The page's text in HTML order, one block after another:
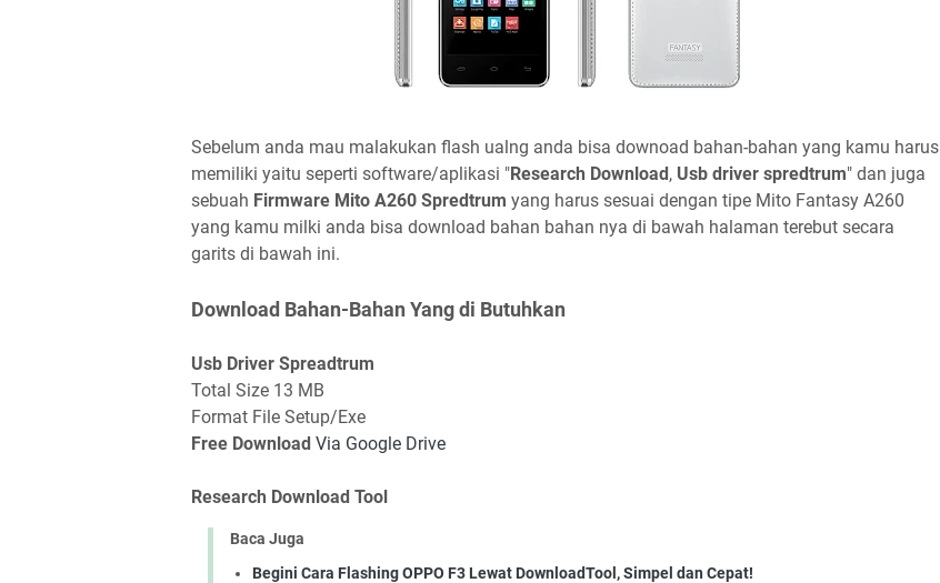
Sebelum anda mau malakukan flash ualng anda bisa downoad bahan-bahan yang kamu harus
memiliki yaitu seperti software/aplikasi "Research Download, Usb driver spredtrum" dan juga
sebuah Firmware Mito A260 Spredtrum yang harus sesuai dengan tipe Mito Fantasy A260
yang kamu milki anda bisa download bahan bahan nya di bawah halaman terebut secara
garits di bawah ini.
Download Bahan-Bahan Yang di Butuhkan
Usb Driver Spreadtrum
Total Size 13 MB
Format File Setup/Exe
Free Download Via Google Drive
Research Download Tool
Baca Juga
Begini Cara Flashing OPPO F3 Lewat DownloadTool, Simpel dan Cepat!